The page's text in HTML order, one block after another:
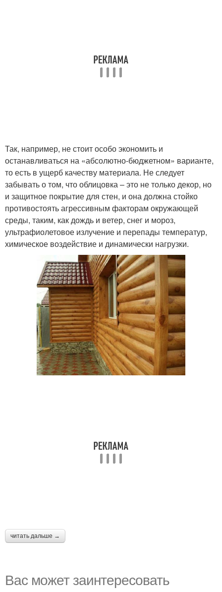
Так, например, не стоит особо экономить и
останавливаться на «абсолютно-бюджетном» варианте,
то есть в ущерб качеству материала. Не следует
забывать о том, что облицовка – это не только декор, но
и защитное покрытие для стен, и она должна стойко
противостоять агрессивным факторам окружающей
среды, таким, как дождь и ветер, снег и мороз,
ультрафиолетовое излучение и перепады температур,
химическое воздействие и динамически нагрузки.
читать дальше →
Вас может заинтересовать